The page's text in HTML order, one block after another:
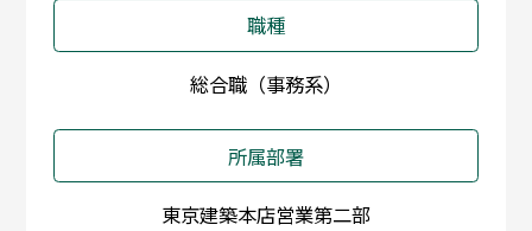
職種
総合職（事務系）
所属部署
東京建築本店営業第二部